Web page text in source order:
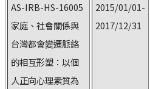
AS-IRB-HS-16005
家庭、社會關係與
台灣都會變遷脈絡
的相互形塑：以個
人正向心理素質為
2015/01/01-
2017/12/31